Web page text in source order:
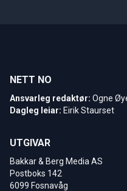
NETT NO
Ansvarleg redaktør: Ogne
Dagleg leiar: Eirik Staurset
UTGIVAR
Bakkar & Berg Media AS
Postboks 142
6099 Fosnavåg